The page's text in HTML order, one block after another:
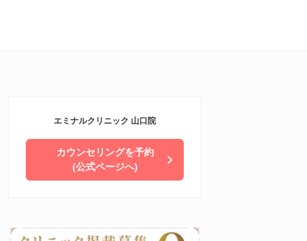
エミナルクリニック 山口院
カウンセリングを予約
(公式ページへ)